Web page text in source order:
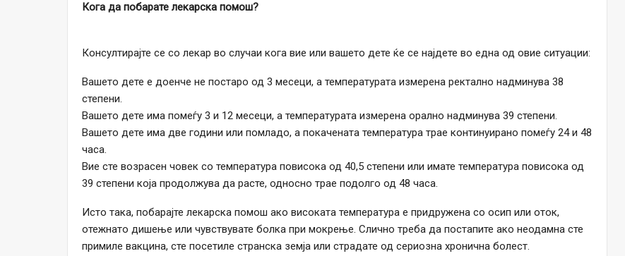
Кога да побарате лекарска помош?
Консултирајте се со лекар во случаи кога вие или вашето дете ќе се најдете во една од овие ситуации:
Вашето дете е доенче не постаро од 3 месеци, а температурата измерена ректално надминува 38
степени.
Вашето дете има помеѓу 3 и 12 месеци, а температурата измерена орално надминува 39 степени.
Вашето дете има две години или помладо, а покачената температура трае континуирано помеѓу 24 и 48
часа.
Вие сте возрасен човек со температура повисока од 40,5 степени или имате температура повисока од
39 степени која продолжува да расте, односно трае подолго од 48 часа.
Исто така, побарајте лекарска помош ако високата температура е придружена со осип или оток,
отежнато дишење или чувствувате болка при мокрење. Слично треба да постапите ако неодамна сте
примиле вакцина, сте посетиле странска земја или страдате од сериозна хронична болест.